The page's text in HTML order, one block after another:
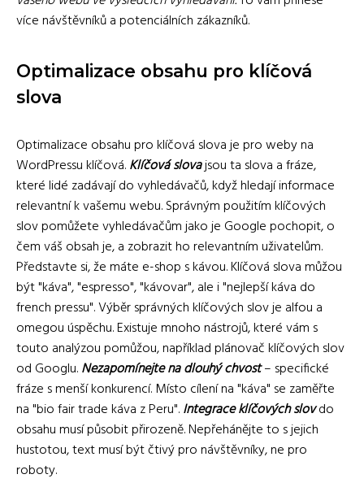
více návštěvníků a potenciálních zákazníků.
Optimalizace obsahu pro klíčová
slova
Optimalizace obsahu pro klíčová slova je pro weby na
WordPressu klíčová.Klíčová slovajsou ta slova a fráze,
které lidé zadávají do vyhledávačů, když hledají informace
relevantní k vašemu webu. Správným použitím klíčových
slov pomůžete vyhledávačům jako je Google pochopit, o
čem váš obsah je, a zobrazit ho relevantním uživatelům.
Představte si, že máte e-shop s kávou. Klíčová slova můžou
být "káva", "espresso", "kávovar", ale i "nejlepší káva do
french pressu". Výběr správných klíčových slov je alfou a
omegou úspěchu. Existuje mnoho nástrojů, které vám s
touto analýzou pomůžou, například plánovač klíčových slov
od Googlu.Nezapomínejte na dlouhý chvost– specifické
fráze s menší konkurencí. Místo cílení na "káva" se zaměřte
na "bio fair trade káva z Peru".Integrace klíčových slovdo
obsahu musí působit přirozeně. Nepřehánějte to s jejich
hustotou, text musí být čtivý pro návštěvníky, ne pro
roboty.